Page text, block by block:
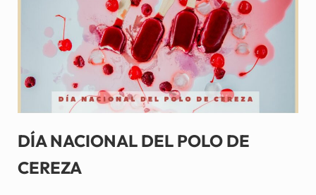
DÍA NACIONAL DEL POLO DE
CEREZA